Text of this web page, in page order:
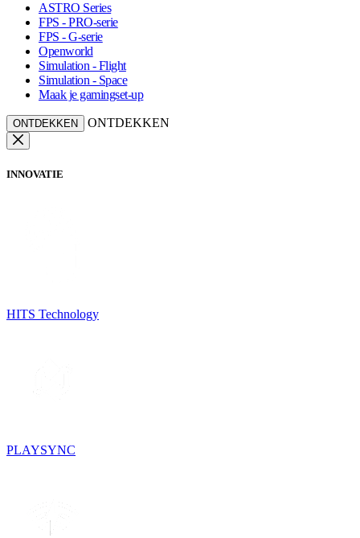
ASTRO Series
FPS - PRO-serie
FPS - G-serie
Openworld
Simulation - Flight
Simulation - Space
Maak je gamingset-up
ONTDEKKEN ONTDEKKEN
INNOVATIE
HITS Technology
PLAYSYNC